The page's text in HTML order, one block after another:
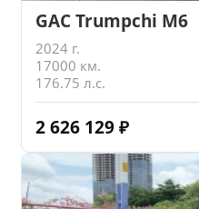
GAC Trumpchi M6
2024 г.
17000 км.
176.75 л.с.
2 626 129 ₽